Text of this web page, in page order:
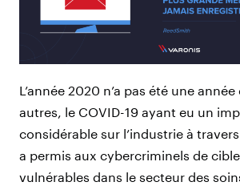
L’année 2020 n’a pas été une
autres, le COVID-19 ayant eu un
considérable sur l’industrie à
a permis aux cybercriminels de
vulnérables dans le secteur des